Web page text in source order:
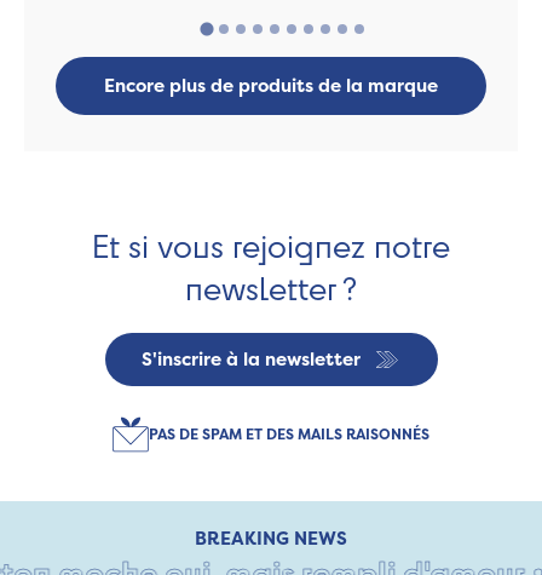
Encore plus de produits de la marque
Et si vous rejoignez notre
newsletter ?
S'inscrire à la newsletter
PAS DE SPAM ET DES MAILS RAISONNÉS
BREAKING NEWS